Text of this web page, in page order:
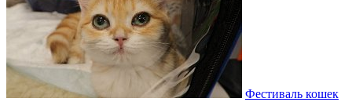
Фестиваль кошек